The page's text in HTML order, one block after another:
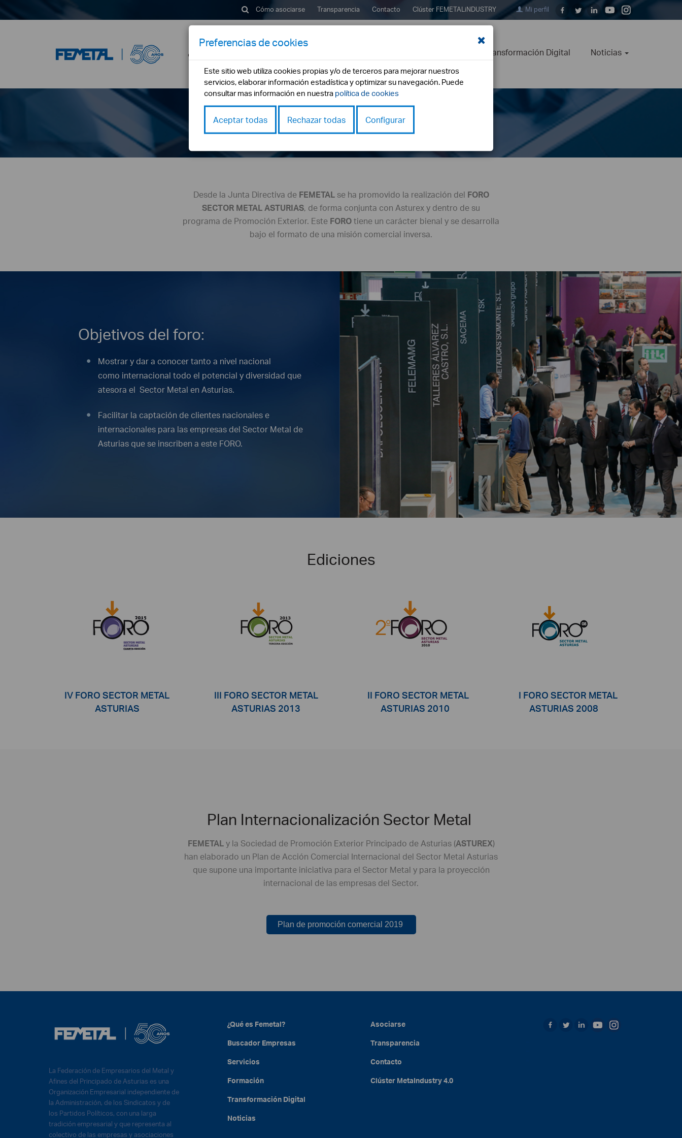
Cómo asociarse Transparencia Contacto Clúster FEMETALiNDUSTRY Mi perfil
¿Qué es Femetal? Transformación Digital Noticias
Internacionalización
internacionalización
Desde la Junta Directiva de FEMETALse ha promovido la realización del FORO
SECTOR METAL ASTURIAS, de forma conjunta con Asturex y dentro de su
programa de Promoción Exterior. Este FORO tiene un carácter bienal y se desarrolla
bajo el formato de una misión comercial inversa.
Objetivos del foro:
Mostrar y dar a conocer tanto a nivel nacional
como internacional todo el potencial y diversidad que
atesora el Sector Metal en Asturias.
Facilitar la captación de clientes nacionales e
internacionales para las empresas del Sector Metal de
Asturias que se inscriben a este FORO.
Ediciones
IV FORO SECTOR METAL
ASTURIAS
III FORO SECTOR METAL
ASTURIAS 2013
II FORO SECTOR METAL
ASTURIAS 2010
I FORO SECTOR METAL
ASTURIAS 2008
Plan Internacionalización Sector Metal
FEMETALy la Sociedad de Promoción Exterior Principado de Asturias (ASTUREX)
han elaborado un Plan de Acción Comercial Internacional del Sector Metal Asturias
que supone una importante iniciativa para el Sector Metal y para la proyección
internacional de las empresas del Sector.
Plan de promoción comercial 2019
La Federación de Empresarios del Metal y
Afines del Principado de Asturias es una
Organización Empresarial independiente de
la Administración, de los Sindicatos y de
los Partidos Políticos, con una larga
tradición empresarial y que representa al
colectivo de las empresas y asociaciones
¿Qué es Femetal?
Buscador Empresas
Servicios
Formación
Transformación Digital
Noticias
Asociarse
Transparencia
Contacto
Clúster MetaIndustry4.0
Preferencias de cookies
Este sitio web utiliza cookies propias y/o de terceros para mejorar nuestros
servicios, elaborar información estadística y optimizar su navegación. Puede
consultar mas información en nuestra política de cookies
Aceptar todas Rechazar todas Configurar